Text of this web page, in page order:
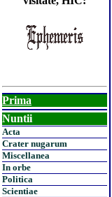
Prima
Nuntii
Acta
Crater nugarum
Miscellanea
In orbe
Politica
Scientiae